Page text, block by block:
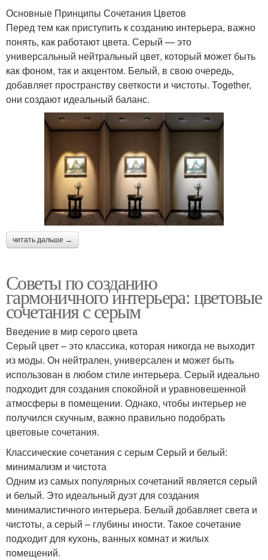
Основные Принципы Сочетания Цветов
Перед тем как приступить к созданию интерьера, важно
понять, как работают цвета. Серый — это
универсальный нейтральный цвет, который может быть
как фоном, так и акцентом. Белый, в свою очередь,
добавляет пространству светкости и чистоты. Together,
они создают идеальный баланс.
читать дальше →
Советы по созданию
гармоничного интерьера: цветовые
сочетания с серым
Введение в мир серого цвета
Серый цвет – это классика, которая никогда не выходит
из моды. Он нейтрален, универсален и может быть
использован в любом стиле интерьера. Серый идеально
подходит для создания спокойной и уравновешенной
атмосферы в помещении. Однако, чтобы интерьер не
получился скучным, важно правильно подобрать
цветовые сочетания.
Классические сочетания с серым Серый и белый:
минимализм и чистота
Одним из самых популярных сочетаний является серый
и белый. Это идеальный дуэт для создания
минималистичного интерьера. Белый добавляет света и
чистоты, а серый – глубины иности. Такое сочетание
подходит для кухонь, ванных комнат и жилых
помещений.